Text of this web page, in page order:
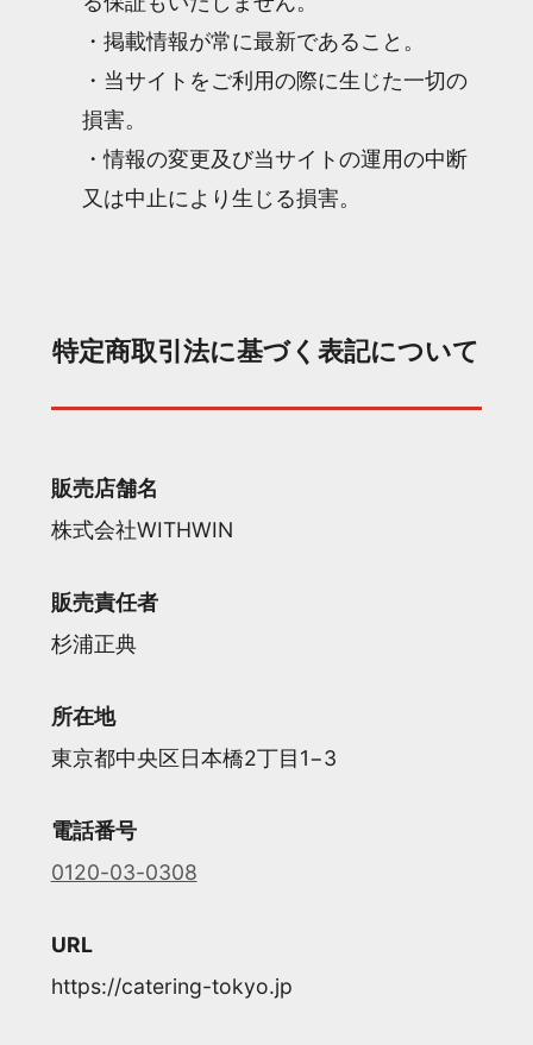
・掲載情報が常に最新であること。
・当サイトをご利用の際に生じた一切の
損害。
・情報の変更及び当サイトの運用の中断
又は中止により生じる損害。
特定商取引法に基づく表記について
販売店舗名
株式会社WITHWIN
販売責任者
杉浦正典
所在地
東京都中央区日本橋2丁目1−3
電話番号
0120-03-0308
URL
https://catering-tokyo.jp